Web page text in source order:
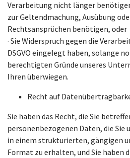
Verarbeitung nicht länger
zur Geltendmachung, Ausübung
Rechtsansprüchen benötigen, oder
· Sie Widerspruch gegen die
DSGVO eingelegt haben, solange
berechtigten Gründe unseres
Ihren überwiegen.
Recht auf
Sie haben das Recht, die Sie
personenbezogenen Daten, die
in einem strukturierten, gängigen
Format zu erhalten, und Sie haben